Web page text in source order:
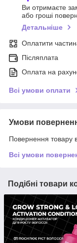
Ви отримаєте
або гроші
Детальніше
Оплатити
Післяплата
Оплата на
Всі умови оплати
Умови
Повернення товару
Всі умови
Подібні товари